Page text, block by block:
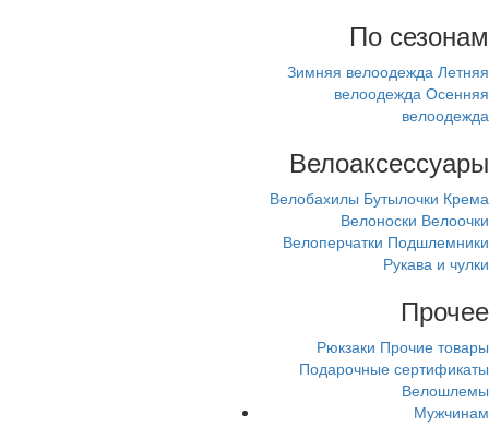
По сезонам
Зимняя велоодежда Летняя
велоодежда Осенняя
велоодежда
Велоаксессуары
Велобахилы Бутылочки Крема
Велоноски Велоочки
Велоперчатки Подшлемники
Рукава и чулки
Прочее
Рюкзаки Прочие товары
Подарочные сертификаты
Велошлемы
Мужчинам